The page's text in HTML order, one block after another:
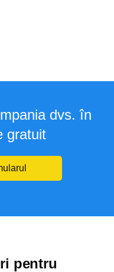
dvs. în
gratuit
pentru